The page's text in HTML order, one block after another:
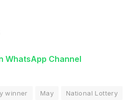
WhatsApp Channel
winner May
National Lottery